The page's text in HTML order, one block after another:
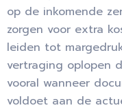
op de inkomende
zorgen voor extra
leiden tot
vertraging oplopen
vooral wanneer
voldoet aan de